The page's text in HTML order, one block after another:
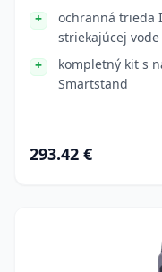
ochranná trieda
striekajúcej vode
kompletný kit s
Smartstand
293.42 €